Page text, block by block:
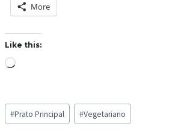
More
Like this:
L
d
i
Post
Tags:
#Prato Principal #Vegetariano